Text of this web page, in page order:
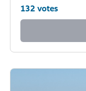
132 votes